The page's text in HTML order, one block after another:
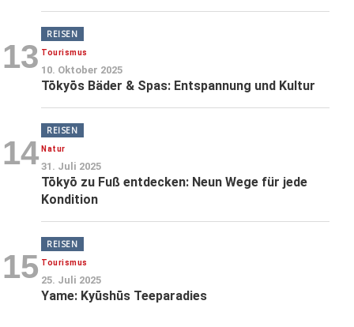
13
REISEN
Tourismus
10. Oktober 2025
Tōkyōs Bäder & Spas: Entspannung und Kultur
14
REISEN
Natur
31. Juli 2025
Tōkyō zu Fuß entdecken: Neun Wege für jede
Kondition
15
REISEN
Tourismus
25. Juli 2025
Yame: Kyūshūs Teeparadies